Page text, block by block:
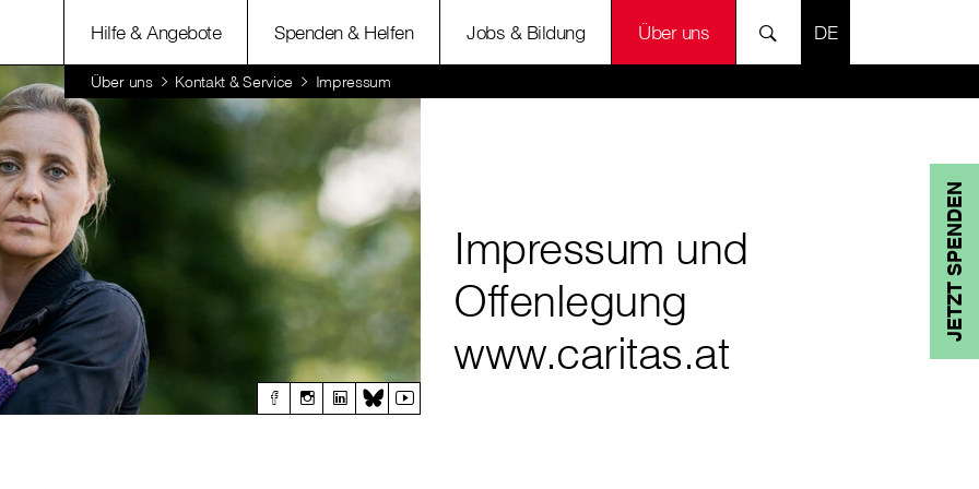
Hilfe & Angebote Spenden & Helfen Jobs & Bildung Über uns SPRACHE
Über uns Kontakt & Service Impressum
JETZT SPENDEN
Impressum und
Offenlegung
www.caritas.at